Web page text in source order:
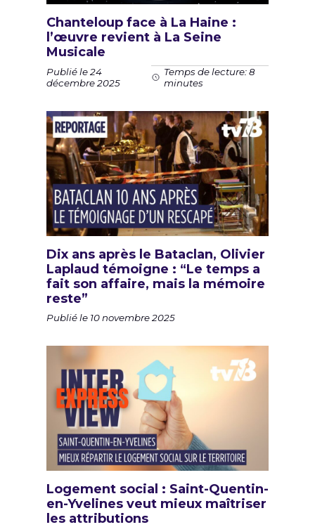
Chanteloup face à La Haine :
l’œuvre revient à La Seine
Musicale
Publié le 24
décembre 2025
Temps de lecture: 8
minutes
Dix ans après le Bataclan, Olivier
Laplaud témoigne : “Le temps a
fait son affaire, mais la mémoire
reste”
Publié le 10 novembre 2025
Logement social : Saint-Quentin-
en-Yvelines veut mieux maîtriser
les attributions